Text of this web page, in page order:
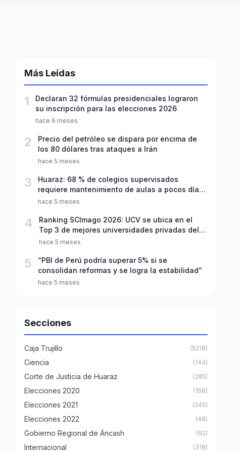
Más Leídas
1
Declaran 32 fórmulas presidenciales lograron
su inscripción para las elecciones 2026
hace 6 meses
2
Precio del petróleo se dispara por encima de
los 80 dólares tras ataques a Irán
hace 5 meses
3
Huaraz: 68 % de colegios supervisados
requiere mantenimiento de aulas a pocos días
de inicio del año escolar 2026
hace 5 meses
4
Ranking SCImago 2026: UCV se ubica en el
Top 3 de mejores universidades privadas del
Perú
hace 5 meses
5
“PBI de Perú podría superar 5% si se
consolidan reformas y se logra la estabilidad”
hace 5 meses
Secciones
Caja Trujillo (5218)
Ciencia (144)
Corte de Justicia de Huaraz (285)
Elecciones 2020 (168)
Elecciones 2021 (245)
Elecciones 2022 (48)
Gobierno Regional de Áncash (92)
Internacional (318)